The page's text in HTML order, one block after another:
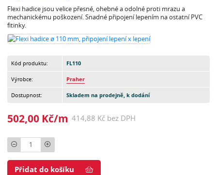
Flexi hadice jsou velice přesné, ohebné a odolné proti mrazu a
mechanickému poškození. Snadné připojení lepením na ostatní PVC
fitinky.
Kód produktu: FL110
Výrobce: Praher
Dostupnost: Skladem na prodejně, k dodání
502,00 Kč/m 414,88 Kč bez DPH
Počet
Přidat do košíku